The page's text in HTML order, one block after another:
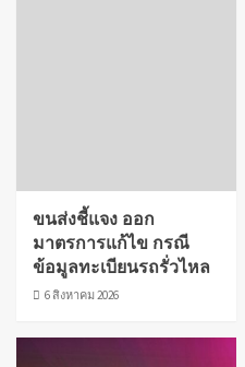
ขนส่งชี้แจง ออก
มาตรการแก้ไข กรณี
ข้อมูลทะเบียนรถรั่วไหล
6 สิงหาคม 2026